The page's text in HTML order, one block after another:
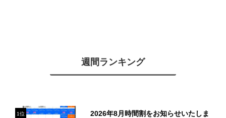
週間ランキング
1位
2026年8月時間割をお知らせいたしま